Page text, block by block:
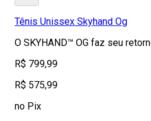
Tênis Unissex Skyhand Og
O SKYHAND™ OG faz seu
R$ 799,99
R$ 575,99
no Pix